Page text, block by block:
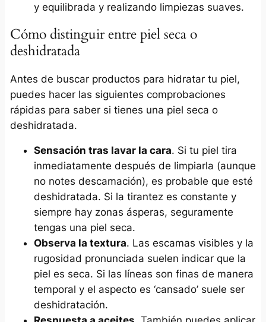
y equilibrada y realizando limpiezas suaves.
Cómo distinguir entre piel seca o
deshidratada
Antes de buscar productos para hidratar tu piel,
puedes hacer las siguientes comprobaciones
rápidas para saber si tienes una piel seca o
deshidratada.
Sensación tras lavar la cara. Si tu piel tira
inmediatamente después de limpiarla (aunque
no notes descamación), es probable que esté
deshidratada. Si la tirantez es constante y
siempre hay zonas ásperas, seguramente
tengas una piel seca.
Observa la textura. Las escamas visibles y la
rugosidad pronunciada suelen indicar que la
piel es seca. Si las líneas son finas de manera
temporal y el aspecto es ‘cansado’ suele ser
deshidratación.